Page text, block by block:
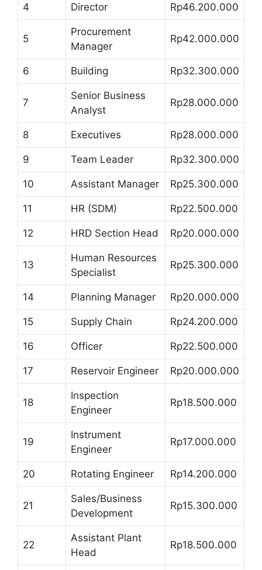
4 Director Rp46.200.000
5
Procurement
Manager
Rp42.000.000
6 Building Rp32.300.000
7
Senior Business
Analyst
Rp28.000.000
8 Executives Rp28.000.000
9 Team Leader Rp32.300.000
10 Assistant Manager Rp25.300.000
11 HR (SDM) Rp22.500.000
12 HRD Section Head Rp20.000.000
13
Human Resources
Specialist
Rp25.300.000
14 Planning Manager Rp20.000.000
15 Supply Chain Rp24.200.000
16 Officer Rp22.500.000
17 Reservoir Engineer Rp20.000.000
18
Inspection
Engineer
Rp18.500.000
19
Instrument
Engineer
Rp17.000.000
20 Rotating Engineer Rp14.200.000
21
Sales/Business
Development
Rp15.300.000
22
Assistant Plant
Head
Rp18.500.000